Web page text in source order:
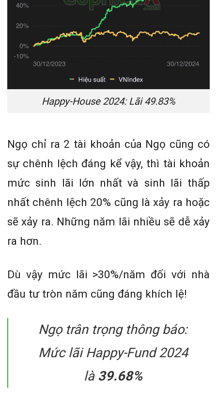
Happy-House 2024: Lãi 49.83%
Ngọ chỉ ra 2 tài khoản của Ngọ cũng có
sự chênh lệch đáng kể vậy, thì tài khoản
mức sinh lãi lớn nhất và sinh lãi thấp
nhất chênh lệch 20% cũng là xảy ra hoặc
sẽ xảy ra. Những năm lãi nhiều sẽ dễ xảy
ra hơn.
Dù vậy mức lãi >30%/năm đối với nhà
đầu tư tròn năm cũng đáng khích lệ!
Ngọ trân trọng thông báo:
Mức lãi Happy-Fund 2024
là 39.68%